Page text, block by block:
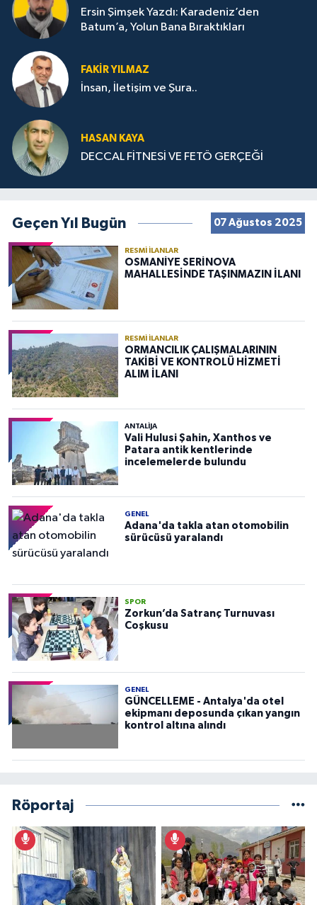
Ersin Şimşek Yazdı: Karadeniz’den
Batum’a, Yolun Bana Bıraktıkları
FAKIR YILMAZ
İnsan, İletişim ve Şura..
HASAN KAYA
DECCAL FİTNESİ VE FETÖ GERÇEĞİ
Geçen Yıl Bugün 07 Ağustos 2025
RESMI İLANLAR
OSMANİYE SERİNOVA
MAHALLESİNDE TAŞINMAZIN İLANI
RESMI İLANLAR
ORMANCILIK ÇALIŞMALARININ
TAKİBİ VE KONTROLÜ HİZMETİ
ALIM İLANI
ANTALIJA
Vali Hulusi Şahin, Xanthos ve
Patara antik kentlerinde
incelemelerde bulundu
GENEL
Adana'da takla atan otomobilin
sürücüsü yaralandı
SPOR
Zorkun’da Satranç Turnuvası
Coşkusu
GENEL
GÜNCELLEME - Antalya'da otel
ekipmanı deposunda çıkan yangın
kontrol altına alındı
Röportaj